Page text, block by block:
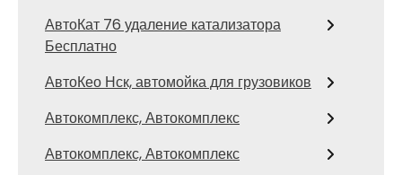
АвтоКат 76 удаление катализатора
Бесплатно
АвтоКео Нск, автомойка для грузовиков
Автокомплекс, Автокомплекс
Автокомплекс, Автокомплекс